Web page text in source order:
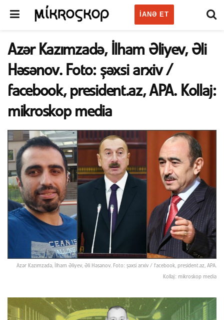
IANƏ ET
Azər Kazımzadə, İlham Əliyev, Əli
Həsənov. Foto: şəxsi arxiv /
facebook, president.az, APA. Kollaj:
mikroskop media
Azər Kazımzadə, İlham Əliyev, Əli Həsənov. Foto: şəxsi arxiv / facebook, president.az, APA.
Kollaj: mikroskop media